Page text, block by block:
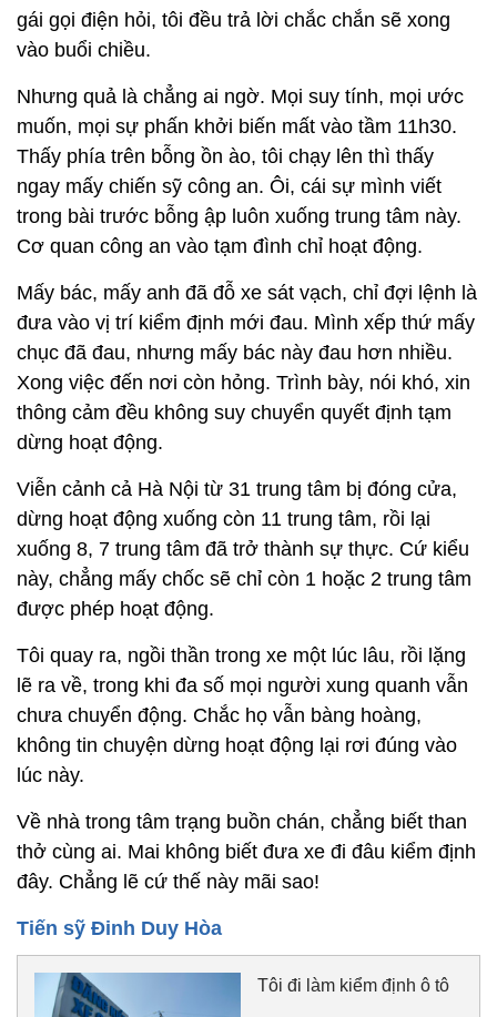
gái gọi điện hỏi, tôi đều trả lời chắc chắn sẽ xong
vào buổi chiều.
Nhưng quả là chẳng ai ngờ. Mọi suy tính, mọi ước
muốn, mọi sự phấn khởi biến mất vào tầm 11h30.
Thấy phía trên bỗng ồn ào, tôi chạy lên thì thấy
ngay mấy chiến sỹ công an. Ôi, cái sự mình viết
trong bài trước bỗng ập luôn xuống trung tâm này.
Cơ quan công an vào tạm đình chỉ hoạt động.
Mấy bác, mấy anh đã đỗ xe sát vạch, chỉ đợi lệnh là
đưa vào vị trí kiểm định mới đau. Mình xếp thứ mấy
chục đã đau, nhưng mấy bác này đau hơn nhiều.
Xong việc đến nơi còn hỏng. Trình bày, nói khó, xin
thông cảm đều không suy chuyển quyết định tạm
dừng hoạt động.
Viễn cảnh cả Hà Nội từ 31 trung tâm bị đóng cửa,
dừng hoạt động xuống còn 11 trung tâm, rồi lại
xuống 8, 7 trung tâm đã trở thành sự thực. Cứ kiểu
này, chẳng mấy chốc sẽ chỉ còn 1 hoặc 2 trung tâm
được phép hoạt động.
Tôi quay ra, ngồi thần trong xe một lúc lâu, rồi lặng
lẽ ra về, trong khi đa số mọi người xung quanh vẫn
chưa chuyển động. Chắc họ vẫn bàng hoàng,
không tin chuyện dừng hoạt động lại rơi đúng vào
lúc này.
Về nhà trong tâm trạng buồn chán, chẳng biết than
thở cùng ai. Mai không biết đưa xe đi đâu kiểm định
đây. Chẳng lẽ cứ thế này mãi sao!
Tiến sỹ Đinh Duy Hòa
Tôi đi làm kiểm định ô tô